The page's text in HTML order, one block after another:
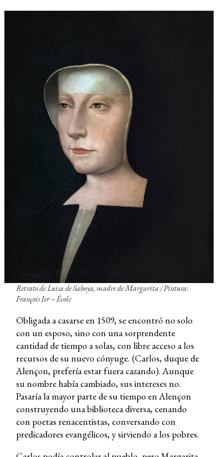
Retrato de Luisa de Saboya, madre de Margarita / Pintura:
François Ier – École
Obligada a casarse en 1509, se encontró no solo
con un esposo, sino con una sorprendente
cantidad de tiempo a solas, con libre acceso a los
recursos de su nuevo cónyuge. (Carlos, duque de
Alençon, prefería estar fuera cazando). Aunque
su nombre había cambiado, sus intereses no.
Pasaría la mayor parte de su tiempo en Alençon
construyendo una biblioteca diversa, cenando
con poetas renacentistas, conversando con
predicadores evangélicos, y sirviendo a los pobres.